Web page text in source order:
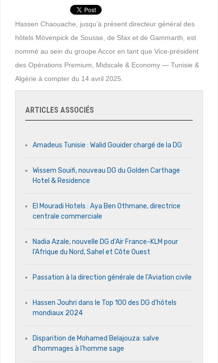
Hassen Chaouache, jusqu’à présent directeur général des
hôtels Mövenpick de Sousse, de Sfax et de Gammarth, est
nommé au sein du groupe Accor en tant que Vice-président
des Opérations Premium, Midscale & Economy — Tunisie &
Algérie à compter du 14 avril 2025.
ARTICLES ASSOCIÉS
Amadeus Tunisie : Walid Gouider chargé de la DG
Wissem Souifi, nouveau DG du Golden Carthage
Hotel & Residence
El Mouradi Hotels : Aya Ben Othmane, directrice
centrale commerciale
Nadia Azale, nouvelle DG d’Air France-KLM pour
l’Afrique du Nord, Sahel et Côte Ouest
Passation à la direction générale de l’Aviation civile
Hassen Jouhri dans le Top 100 des DG d’hôtels
mondiaux 2024
Disparition de Mohamed Belajouza: salve
d’hommages à l’homme sage